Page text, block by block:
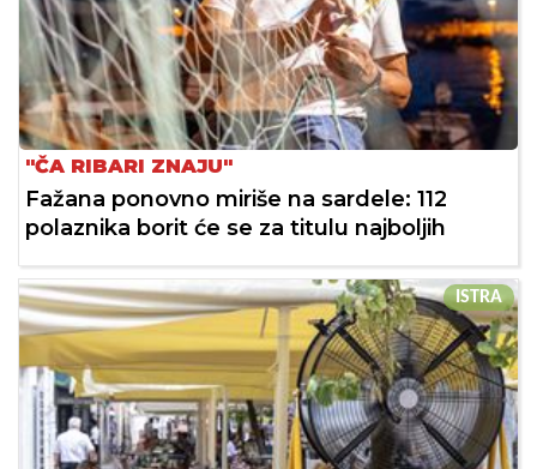
"ČA RIBARI ZNAJU"
Fažana ponovno miriše na sardele: 112
polaznika borit će se za titulu najboljih
ISTRA